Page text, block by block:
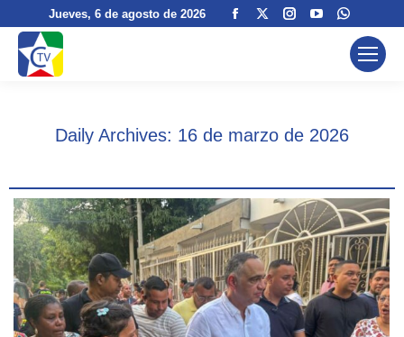
Jueves, 6 de agosto de 2026
Facebook
windowwindow
Instagram
window
YouTube
opens
window
page
opens
Daily Archives: 16 de marzo de 2026